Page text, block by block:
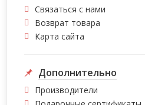
Связаться с нами
Возврат товара
Карта сайта
Дополнительно
Производители